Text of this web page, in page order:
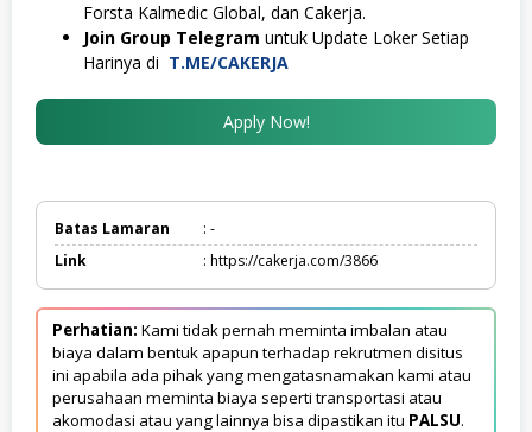
Forsta Kalmedic Global, dan Cakerja.
Join Group Telegram untuk Update Loker Setiap
Harinya di T.ME/CAKERJA
Apply Now!
Batas Lamaran
: -
Link
: https://cakerja.com/3866
Perhatian: Kami tidak pernah meminta imbalan atau
biaya dalam bentuk apapun terhadap rekrutmen disitus
ini apabila ada pihak yang mengatasnamakan kami atau
perusahaan meminta biaya seperti transportasi atau
akomodasi atau yang lainnya bisa dipastikan itu PALSU.